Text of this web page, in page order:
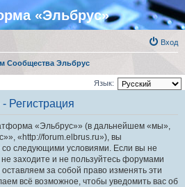
«Эльбрус»
Вход
Сообщества Эльбрус
Язык:
Регистрация
«Эльбрус»» (в дальнейшем «мы»,
«http://forum.elbrus.ru»), вы
со следующими условиями. Если вы не
заходите и не пользуйтесь форумами
за собой право изменять эти
всё возможное, чтобы уведомить вас об